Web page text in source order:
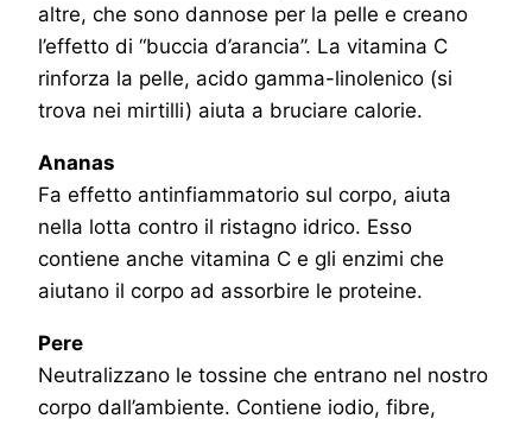
altre, che sono dannose per la pelle e creano
l’effetto di “buccia d’arancia”. La vitamina C
rinforza la pelle, acido gamma-linolenico (si
trova nei mirtilli) aiuta a bruciare calorie.
Ananas
Fa effetto antinfiammatorio sul corpo, aiuta
nella lotta contro il ristagno idrico. Esso
contiene anche vitamina C e gli enzimi che
aiutano il corpo ad assorbire le proteine.
Pere
Neutralizzano le tossine che entrano nel nostro
corpo dall’ambiente. Contiene iodio, fibre,